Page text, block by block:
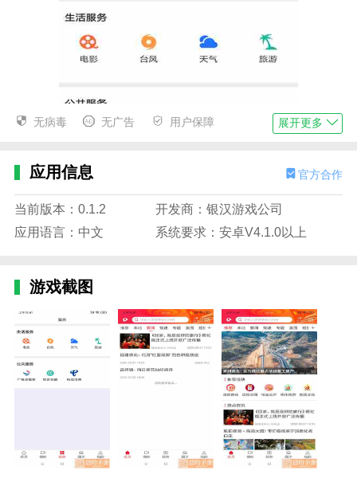
1.这是一个非常好的新闻软件。该软件可以查看新闻热
点，每天更新最新的新闻报道。
无病毒 无广告 用户保障 展开更多
应用信息 官方合作
当前版本：0.1.2
开发商：银汉游戏公司
应用语言：中文
系统要求：安卓V4.1.0以上
游戏截图